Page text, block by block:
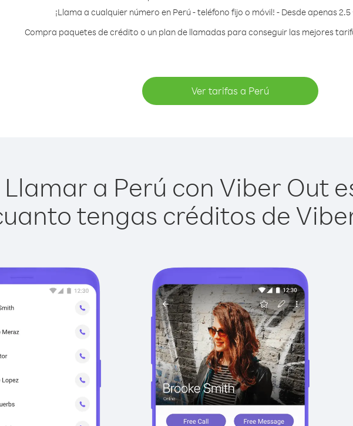
¡Llama a cualquier número en Perú - teléfono fijo o móvil! - Desde apenas
Compra paquetes de crédito o un plan de llamadas para conseguir las mejores
Ver tarifas a Perú
Llamar a Perú con Viber Out
tengas créditos de